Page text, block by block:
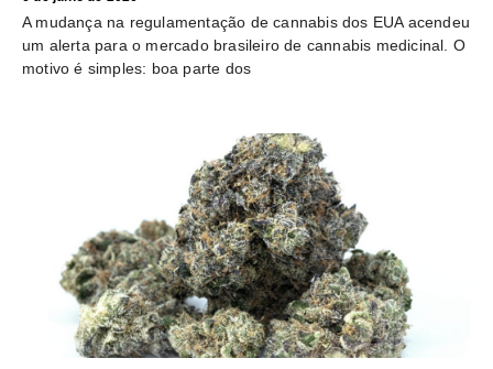
A mudança na regulamentação de cannabis dos EUA acendeu
um alerta para o mercado brasileiro de cannabis medicinal. O
motivo é simples: boa parte dos